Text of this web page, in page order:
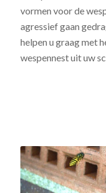
vormen voor de
agressief gaan
helpen u graag met
wespennest uit uw